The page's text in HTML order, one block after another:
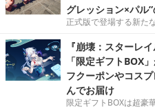
グレッション×パル
正式版で登場する新た
『崩壊：スターレ
「限定ギフトBOX
フクーポンやコス
んでお届け
限定ギフトBOXは超豪